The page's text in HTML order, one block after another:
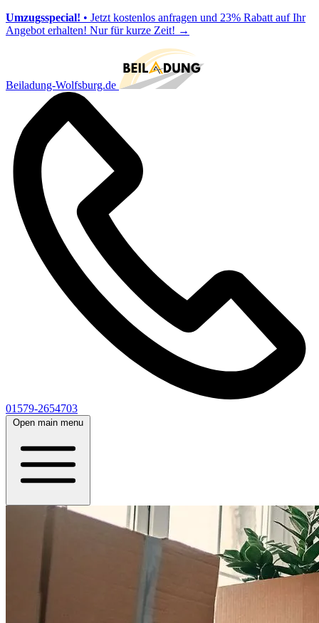
Umzugsspecial! • Jetzt kostenlos anfragen und 23% Rabatt auf Ihr
Angebot erhalten! Nur für kurze Zeit! →
Beiladung-Wolfsburg.de
01579-2654703
Open main menu